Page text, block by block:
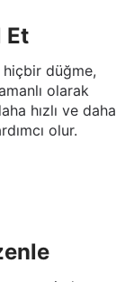
Et
düğme,
olarak
olur.